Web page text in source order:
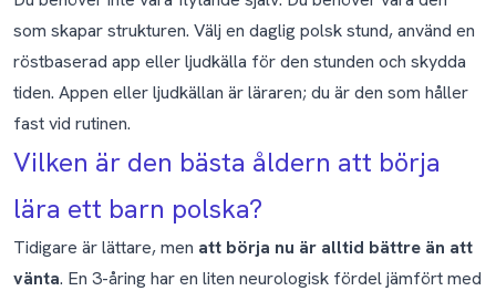
som skapar strukturen. Välj en daglig polsk stund, använd en
röstbaserad app eller ljudkälla för den stunden och skydda
tiden. Appen eller ljudkällan är läraren; du är den som håller
fast vid rutinen.
Vilken är den bästa åldern att börja
lära ett barn polska?
Tidigare är lättare, men att börja nu är alltid bättre än att
vänta. En 3-åring har en liten neurologisk fördel jämfört med